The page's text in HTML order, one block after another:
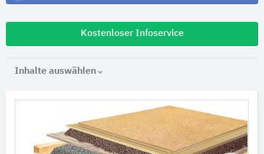
Kostenloser Infoservice
Inhalte auswählen